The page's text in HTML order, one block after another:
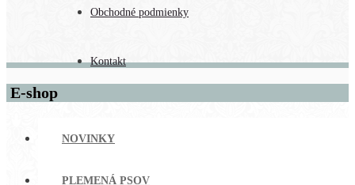
Obchodné podmienky
Kontakt
E-shop
NOVINKY
PLEMENÁ PSOV